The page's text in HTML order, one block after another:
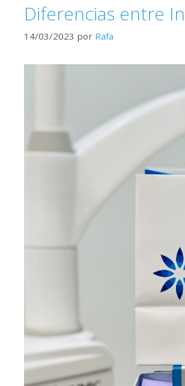
Diferencias entre
14/03/2023 por Rafa